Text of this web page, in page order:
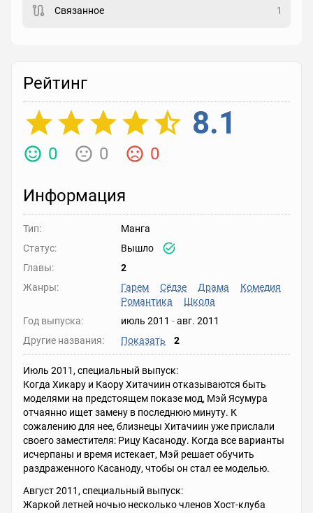
Рейтинг
Выберите реакцию
Связанное 1
Рейтинг
8.1
0 0 0
Информация
Тип:
Манга
Статус:
Вышло
Главы:
2
Жанры:
Гарем Сёдзе Драма
Комедия
Романтика
Школа
Год выпуска:
июль 2011 -авг. 2011
Другие названия:
Показать 2
Июль 2011, специальный выпуск:
Когда Хикару и Каору Хитачиин отказываются быть
моделями на предстоящем показе мод, Мэй Ясумура
отчаянно ищет замену в последнюю минуту. К
сожалению для нее, близнецы Хитачиин уже прислали
своего заместителя: Рицу Касаноду. Когда все варианты
исчерпаны и время истекает, Мэй решает обучить
раздраженного Касаноду, чтобы он стал ее моделью.
Август 2011, специальный выпуск:
Жаркой летней ночью несколько членов Хост-клуба